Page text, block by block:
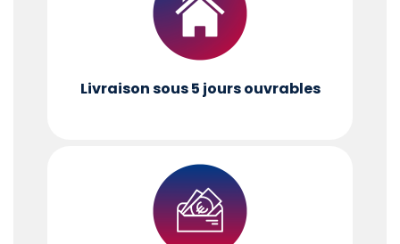
Livraison sous 5 jours ouvrables